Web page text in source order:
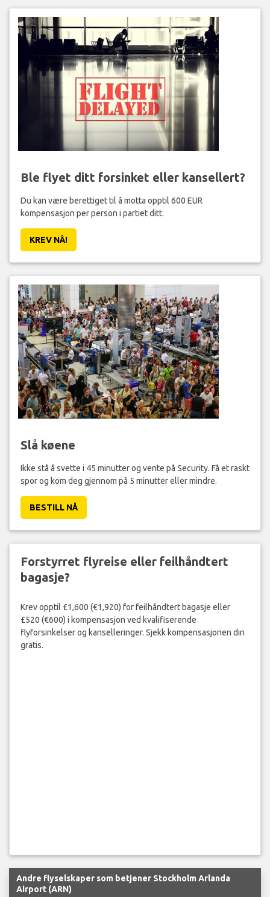
Ble flyet ditt forsinket eller kansellert?
Du kan være berettiget til å motta opptil 600 EUR
kompensasjon per person i partiet ditt.
KREV NÅ!
Slå køene
Ikke stå å svette i 45 minutter og vente på Security. Få et raskt
spor og kom deg gjennom på 5 minutter eller mindre.
BESTILL NÅ
Forstyrret flyreise eller feilhåndtert
bagasje?
Krev opptil £1,600 (€1,920) for feilhåndtert bagasje eller
£520 (€600) i kompensasjon ved kvalifiserende
flyforsinkelser og kanselleringer. Sjekk kompensasjonen din
gratis.
Andre flyselskaper som betjener Stockholm Arlanda
Airport (ARN)